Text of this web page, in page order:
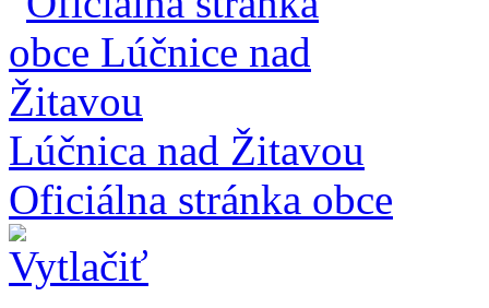
Lúčnica nad Žitavou
Oficiálna stránka obce